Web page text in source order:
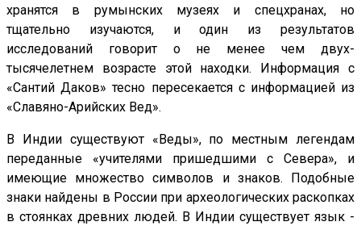
хранятся в румынских музеях и спецхранах, но
тщательно изучаются, и один из результатов
исследований говорит о не менее чем двух-
тысячелетнем возрасте этой находки. Информация с
«Сантий Даков» тесно пересекается с информацией из
«Славяно-Арийских Вед».
В Индии существуют «Веды», по местным легендам
переданные «учителями пришедшими с Севера», и
имеющие множество символов и знаков. Подобные
знаки найдены в России при археологических раскопках
в стоянках древних людей. В Индии существует язык -